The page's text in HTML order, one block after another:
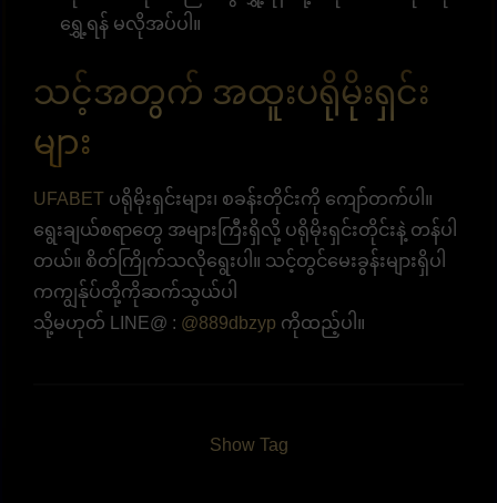
ရွှေ့ရန် မလိုအပ်ပါ။
သင့်အတွက် အထူးပရိုမိုးရှင်း
များ
UFABET ပရိုမိုးရှင်းများ၊ စခန်းတိုင်းကို ကျော်တက်ပါ။
ရွေးချယ်စရာတွေ အများကြီးရှိလို့ ပရိုမိုးရှင်းတိုင်းနဲ့ တန်ပါ
တယ်။ စိတ်ကြိုက်သလိုရွေးပါ။ သင့်တွင်မေးခွန်းများရှိပါ
ကကျွန်ုပ်တို့ကိုဆက်သွယ်ပါ
သို့မဟုတ် LINE@ : @889dbzyp ကိုထည့်ပါ။
Show Tag